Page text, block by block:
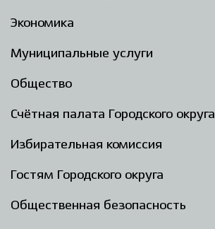
Экономика
Муниципальные услуги
Общество
Счётная палата Городского округа
Избирательная комиссия
Гостям Городского округа
Общественная безопасность